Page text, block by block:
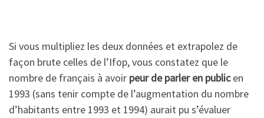
Si vous multipliez les deux données et extrapolez de
façon brute celles de l’Ifop, vous constatez que le
nombre de français à avoir peur de parler en publicen
1993 (sans tenir compte de l’augmentation du nombre
d’habitants entre 1993 et 1994) aurait pu s’évaluer